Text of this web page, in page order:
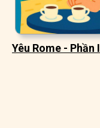
Yêu Rome - Phần I